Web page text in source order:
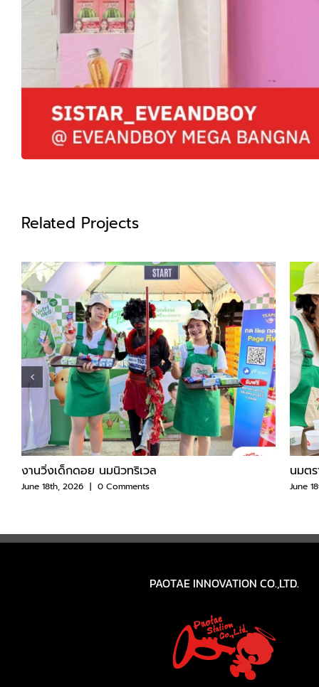
Related Projects
งานวิ่งเด็กดอย นมนิวทริเวล
June 18th, 2026 | 0 Comments
นมต
June
PAOTAE INNOVATION CO.,LTD.